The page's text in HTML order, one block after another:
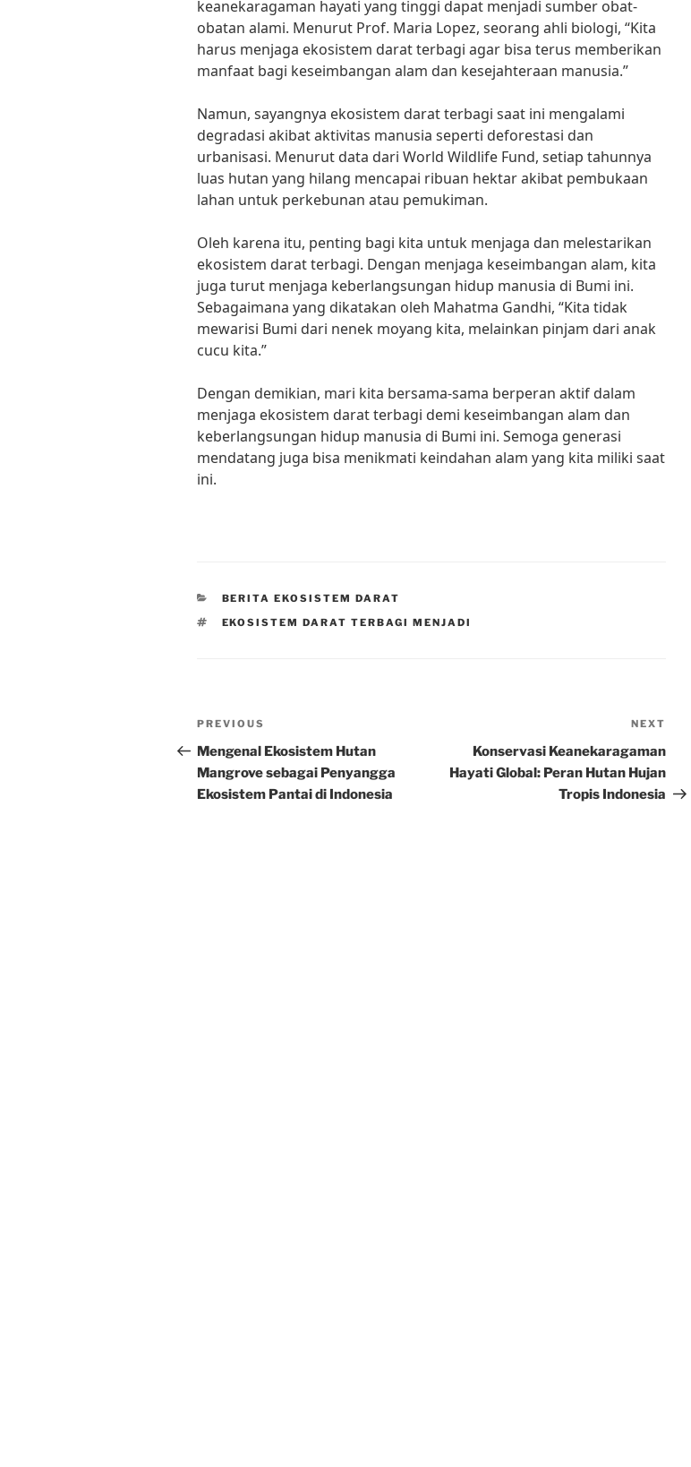
keanekaragaman hayati yang tinggi dapat menjadi sumber obat-
obatan alami. Menurut Prof. Maria Lopez, seorang ahli biologi, “Kita
harus menjaga ekosistem darat terbagi agar bisa terus memberikan
manfaat bagi keseimbangan alam dan kesejahteraan manusia.”
Namun, sayangnya ekosistem darat terbagi saat ini mengalami
degradasi akibat aktivitas manusia seperti deforestasi dan
urbanisasi. Menurut data dari World Wildlife Fund, setiap tahunnya
luas hutan yang hilang mencapai ribuan hektar akibat pembukaan
lahan untuk perkebunan atau pemukiman.
Oleh karena itu, penting bagi kita untuk menjaga dan melestarikan
ekosistem darat terbagi. Dengan menjaga keseimbangan alam, kita
juga turut menjaga keberlangsungan hidup manusia di Bumi ini.
Sebagaimana yang dikatakan oleh Mahatma Gandhi, “Kita tidak
mewarisi Bumi dari nenek moyang kita, melainkan pinjam dari anak
cucu kita.”
Dengan demikian, mari kita bersama-sama berperan aktif dalam
menjaga ekosistem darat terbagi demi keseimbangan alam dan
keberlangsungan hidup manusia di Bumi ini. Semoga generasi
mendatang juga bisa menikmati keindahan alam yang kita miliki saat
ini.
CATEGORIES
BERITA EKOSISTEM DARAT
TAGS
EKOSISTEM DARAT TERBAGI MENJADI
Post
navigation
Previous
Post
PREVIOUS
Mengenal Ekosistem Hutan
Mangrove sebagai Penyangga
Ekosistem Pantai di Indonesia
Post
NEXT
Konservasi Keanekaragaman
Hayati Global: Peran Hutan Hujan
Tropis Indonesia